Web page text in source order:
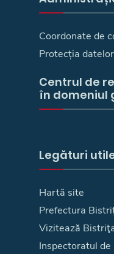
Coordonate de
Protecția
Centrul de
în domeniul
Legături
Hartă site
Prefectura
Vizitează
Inspectoratul de